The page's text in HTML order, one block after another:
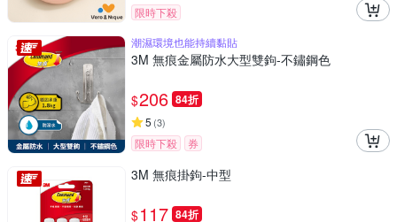
限時下殺
潮濕環境也能持續黏貼
3M 無痕金屬防水大型雙鉤-不鏽鋼色
$206 84折
5 (3)
限時下殺 券
3M 無痕掛鉤-中型
$117 84折